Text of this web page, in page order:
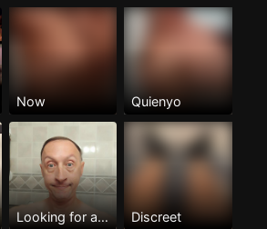
Now Quienyo
Looking for a lover Discreet